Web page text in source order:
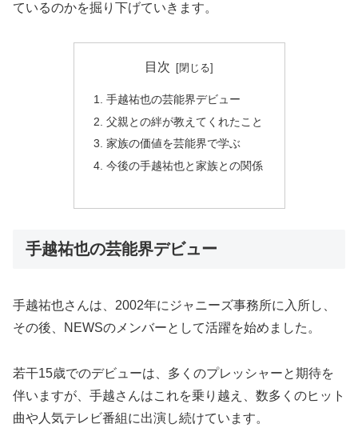
ているのかを掘り下げていきます。
目次
手越祐也の芸能界デビュー
父親との絆が教えてくれたこと
家族の価値を芸能界で学ぶ
今後の手越祐也と家族との関係
手越祐也の芸能界デビュー
手越祐也さんは、2002年にジャニーズ事務所に入所し、
その後、NEWSのメンバーとして活躍を始めました。
若干15歳でのデビューは、多くのプレッシャーと期待を
伴いますが、手越さんはこれを乗り越え、数多くのヒット
曲や人気テレビ番組に出演し続けています。